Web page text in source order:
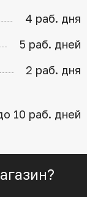
4 раб. дня
5 раб. дней
2 раб. дня
10 раб. дней